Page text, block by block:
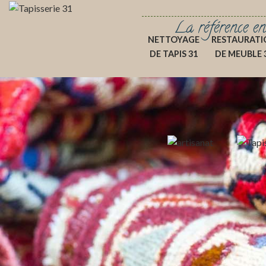
La référence
NETTOYAGE
DE TAPIS 31
DE MEUBLE